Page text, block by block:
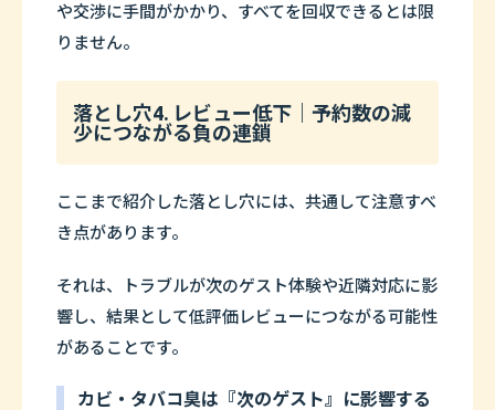
や交渉に手間がかかり、すべてを回収できるとは限
りません。
落とし穴4. レビュー低下｜予約数の減
少につながる負の連鎖
ここまで紹介した落とし穴には、共通して注意すべ
き点があります。
それは、トラブルが次のゲスト体験や近隣対応に影
響し、結果として低評価レビューにつながる可能性
があることです。
カビ・タバコ臭は『次のゲスト』に影響する